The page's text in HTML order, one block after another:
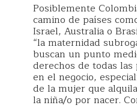
Posiblemente
camino de países
Israel, Australia o
“la maternidad
buscan un punto
derechos de todas
en el negocio,
de la mujer que
la niña/o por nacer.